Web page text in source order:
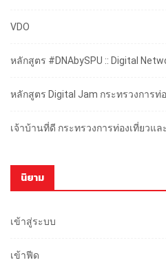
VDO
หลักสูตร #DNAbySPU :: Digital
หลักสูตร Digital Jam กระทรวงการท่
เจ้าบ้านที่ดี กระทรวงการท่องเที่ยวแล
นิยาม
เข้าสู่ระบบ
เข้าฟีด